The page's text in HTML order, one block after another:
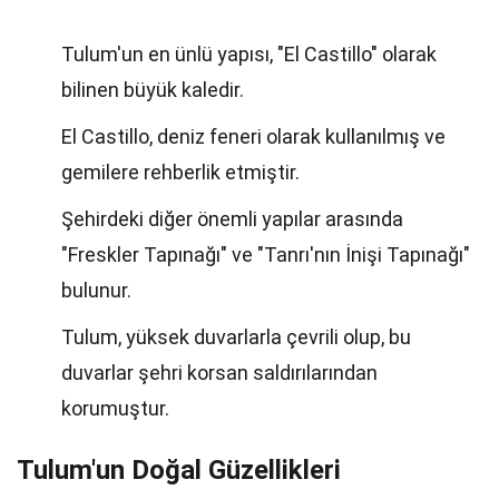
Tulum'un en ünlü yapısı, "El Castillo" olarak
bilinen büyük kaledir.
El Castillo, deniz feneri olarak kullanılmış ve
gemilere rehberlik etmiştir.
Şehirdeki diğer önemli yapılar arasında
"Freskler Tapınağı" ve "Tanrı'nın İnişi Tapınağı"
bulunur.
Tulum, yüksek duvarlarla çevrili olup, bu
duvarlar şehri korsan saldırılarından
korumuştur.
Tulum'un Doğal Güzellikleri